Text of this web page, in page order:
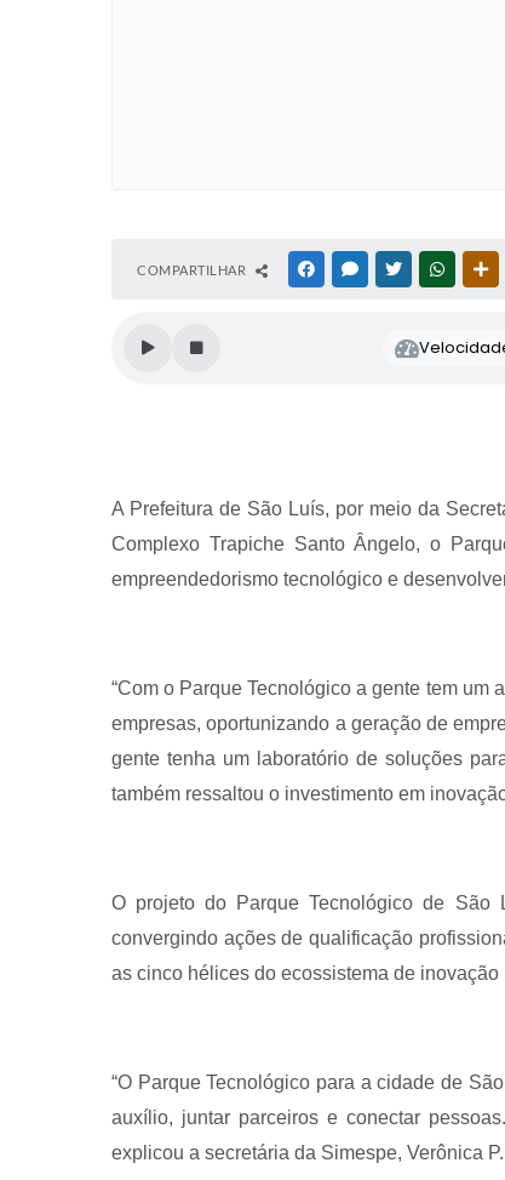
COMPARTILHAR FACEBOOKMESSENGER
TWITTER
A Prefeitura de São Luís, por meio da
Complexo Trapiche Santo Ângelo, o
empreendedorismo tecnológico e
“Com o Parque Tecnológico a gente tem
empresas, oportunizando a geração de
gente tenha um laboratório de soluções
também ressaltou o investimento em
O projeto do Parque Tecnológico de São
convergindo ações de qualificação
as cinco hélices do ecossistema de
“O Parque Tecnológico para a cidade de
auxílio, juntar parceiros e conectar
explicou a secretária da Simespe, Verônica